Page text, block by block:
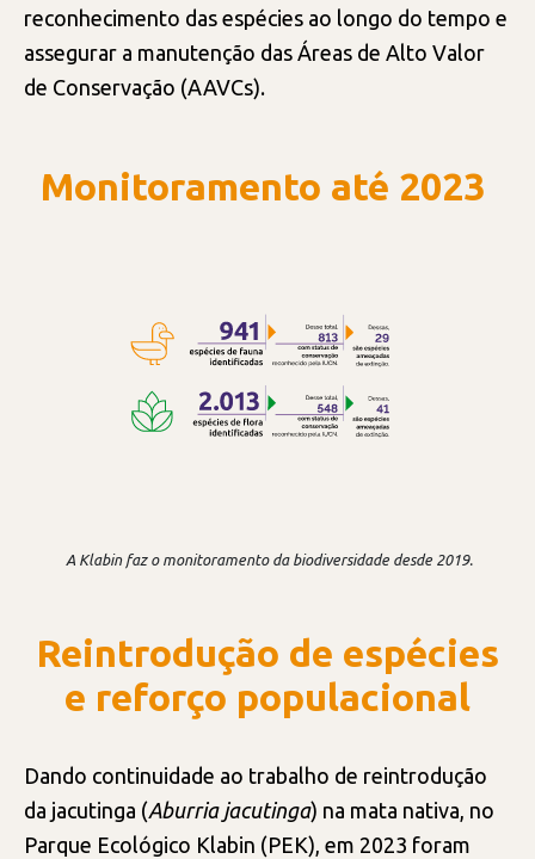
reconhecimento das espécies ao longo do tempo e
assegurar a manutenção das Áreas de Alto Valor
de Conservação (AAVCs).
Monitoramento até 2023
A Klabin faz o monitoramento da biodiversidade desde 2019.
Reintrodução de espécies
e reforço populacional
Dando continuidade ao trabalho de reintrodução
da jacutinga (Aburria jacutinga) na mata nativa, no
Parque Ecológico Klabin (PEK), em 2023 foram